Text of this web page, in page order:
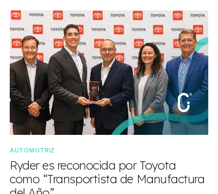
AUTOMOTRIZ
Ryder es reconocida por Toyota
como “Transportista de Manufactura